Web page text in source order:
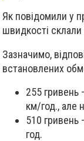
Як повідомили у
швидкості склали
Зазначимо,
встановлених
255 гривень
км/год., але
510 гривень
год.